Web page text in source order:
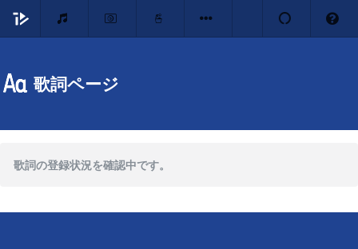
歌詞ページ
歌詞の登録状況を確認中です。